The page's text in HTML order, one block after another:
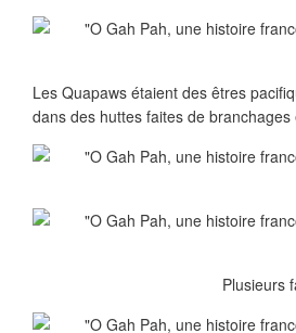
Les Quapaws étaient des êtres
dans des huttes faites de
Plusieurs